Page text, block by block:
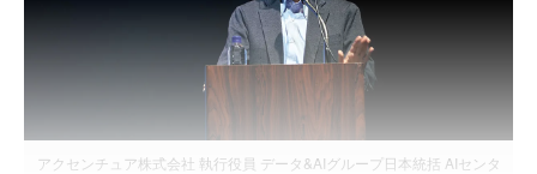
アクセンチュア株式会社 執行役員 データ&AIグループ日本統括 AIセンタ